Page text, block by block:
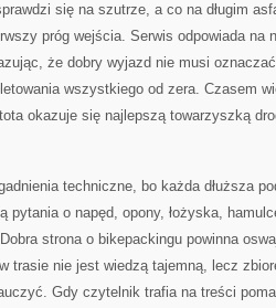
się na szutrze, a co na długim
próg wejścia. Serwis odpowiada na
że dobry wyjazd nie musi
wszystkiego od zera. Czasem
okazuje się najlepszą towarzyszką
techniczne, bo każda dłuższa
pytania o napęd, opony, łożyska,
strona o bikepackingu powinna
trasie nie jest wiedzą tajemną, lecz
Gdy czytelnik trafia na treści